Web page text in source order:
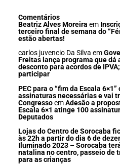
Comentários
Beatriz Alves Moreira em
terceiro final de semana do
estão abertas!
carlos juvencio Da Silva em
Freitas lança programa que dá
desconto para acordos de
participar
PEC para o “fim da Escala
assinaturas necessárias e vai
CongressoemAdesão a
Escala 6×1 atinge 100
Deputados
Lojas do Centro de Sorocaba
às 22h a partir do dia 6 de
Iluminado 2023 – Sorocaba
natalina no centro, passeio de
para as crianças